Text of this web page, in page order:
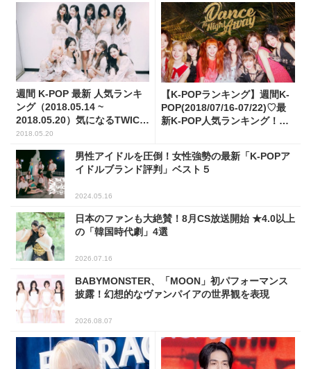
週間 K-POP 最新 人気ランキ
ング（2018.05.14 ~
2018.05.20）気になるTWICE
何位?
2018.05.20
【K-POPランキング】週間K-
POP(2018/07/16-07/22)♡最
新K-POP人気ランキング！今
男性アイドルを圧倒！女性強勢の最新「K-POPア
イドルブランド評判」ベスト５
2024.05.16
日本のファンも大絶賛！8月CS放送開始 ★4.0以上
の「韓国時代劇」4選
2026.07.16
BABYMONSTER、「MOON」初パフォーマンス
披露！幻想的なヴァンパイアの世界観を表現
2026.08.07